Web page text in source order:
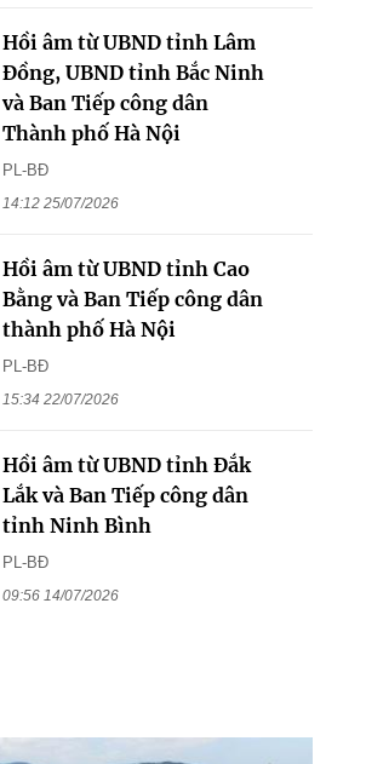
Hồi âm từ UBND tỉnh Lâm
Đồng, UBND tỉnh Bắc Ninh
và Ban Tiếp công dân
Thành phố Hà Nội
PL-BĐ
14:12 25/07/2026
Hồi âm từ UBND tỉnh Cao
Bằng và Ban Tiếp công dân
thành phố Hà Nội
PL-BĐ
15:34 22/07/2026
Hồi âm từ UBND tỉnh Đắk
Lắk và Ban Tiếp công dân
tỉnh Ninh Bình
PL-BĐ
09:56 14/07/2026